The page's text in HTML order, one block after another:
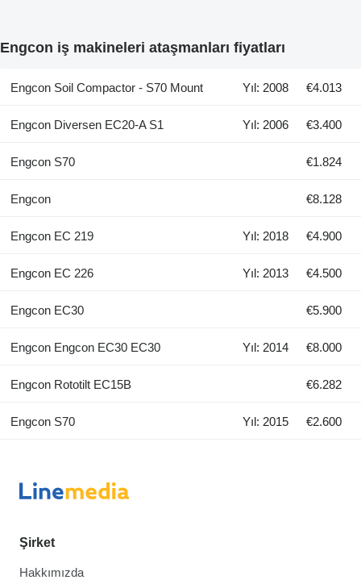
Engcon iş makineleri ataşmanları fiyatları
Engcon Soil Compactor - S70 Mount Yıl: 2008 €4.013
Engcon Diversen EC20-A S1 Yıl: 2006 €3.400
Engcon S70 €1.824
Engcon €8.128
Engcon EC 219 Yıl: 2018 €4.900
Engcon EC 226 Yıl: 2013 €4.500
Engcon EC30 €5.900
Engcon Engcon EC30 EC30 Yıl: 2014 €8.000
Engcon Rototilt EC15B €6.282
Engcon S70 Yıl: 2015 €2.600
Şirket
Hakkımızda